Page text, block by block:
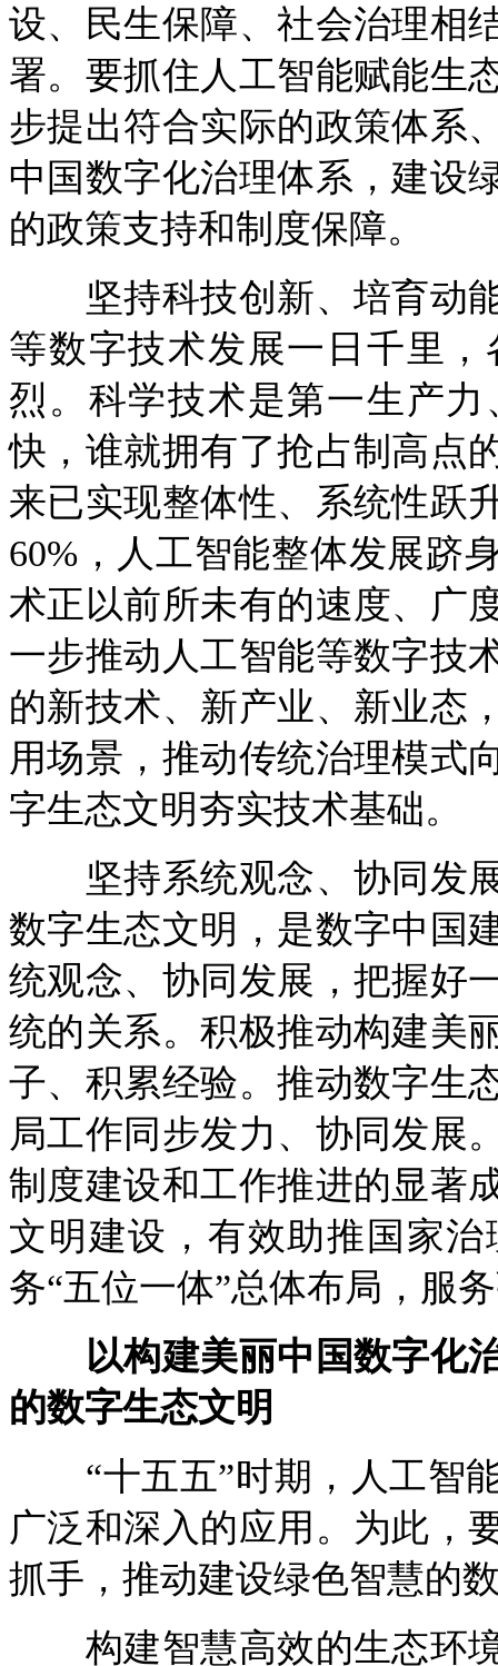
设、民生保障、社会治理相
署。要抓住人工智能赋能生
步提出符合实际的政策体系
中国数字化治理体系，建设
的政策支持和制度保障。
坚持科技创新、培育动能
等数字技术发展一日千里
烈。科学技术是第一生产
快，谁就拥有了抢占制高点
来已实现整体性、系统性跃
60%，人工智能整体发展跻
术正以前所未有的速度、广
一步推动人工智能等数字技
的新技术、新产业、新业态
用场景，推动传统治理模式
字生态文明夯实技术基础。
坚持系统观念、协同发展
数字生态文明，是数字中国
统观念、协同发展，把握好
统的关系。积极推动构建美
子、积累经验。推动数字生
局工作同步发力、协同发展
制度建设和工作推进的显著
文明建设，有效助推国家
务“五位一体”总体布局，服
以构建美丽中国数字化治
的数字生态文明
“十五五”时期，人工智能
广泛和深入的应用。为此，
抓手，推动建设绿色智慧的
构建智慧高效的生态环境